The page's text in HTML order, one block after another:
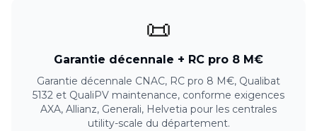
📜
Garantie décennale + RC pro 8 M€
Garantie décennale CNAC, RC pro 8 M€, Qualibat
5132 et QualiPV maintenance, conforme exigences
AXA, Allianz, Generali, Helvetia pour les centrales
utility-scale du département.